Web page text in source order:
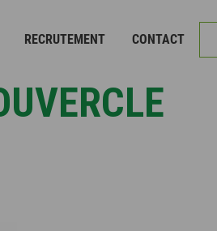
RECRUTEMENT CONTACT